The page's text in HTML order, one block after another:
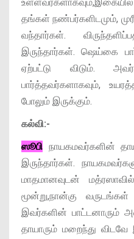
தங்கள் நண்பர்களிடமும்,
வந்தார்கள்.
இருந்தார்கள். ஷெய்கை
ஏற்பட்டு விடும்.
பார்த்தவர்களாகவும்,
போலும் இருக்கும்.
கல்வி:-
ஸூபி நாயகமவர்களின்
இருந்தார்கள்.
மாதமானவுடன்
மூன்று,நான்கு
இவர்களின் பாட்டனாரும்
தாயாரும் மறைந்து விடவே